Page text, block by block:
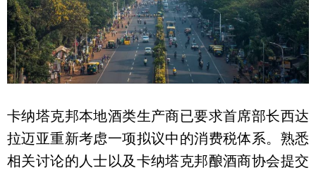
卡纳塔克邦本地酒类生产商已要求首席部长西达
拉迈亚重新考虑一项拟议中的消费税体系。熟悉
相关讨论的人士以及卡纳塔克邦酿酒商协会提交